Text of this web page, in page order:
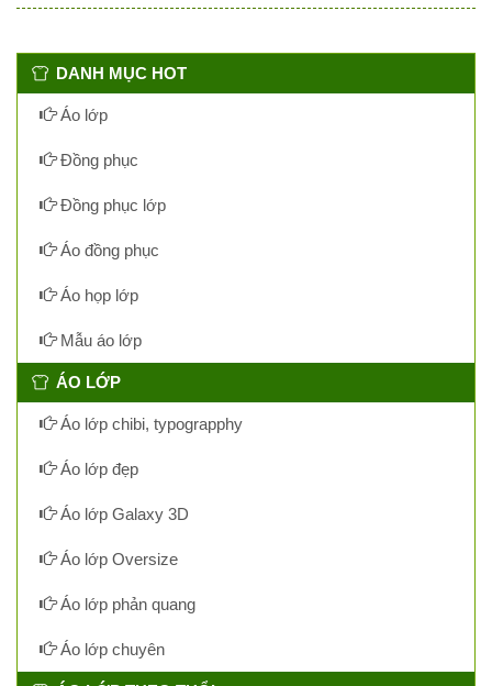
DANH MỤC HOT
Áo lớp
Đồng phục
Đồng phục lớp
Áo đồng phục
Áo họp lớp
Mẫu áo lớp
ÁO LỚP
Áo lớp chibi, typograpphy
Áo lớp đẹp
Áo lớp Galaxy 3D
Áo lớp Oversize
Áo lớp phản quang
Áo lớp chuyên